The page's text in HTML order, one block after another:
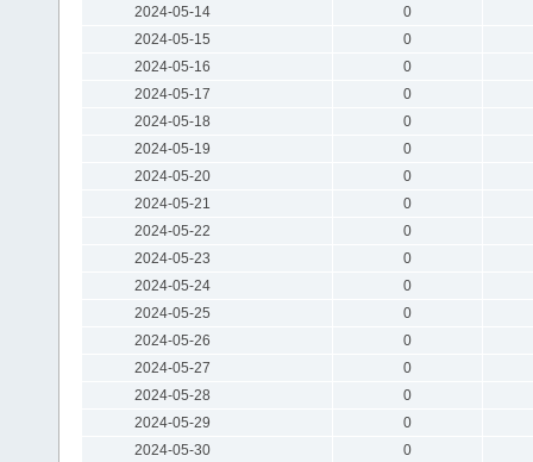
2024-05-14
0
2024-05-15
0
2024-05-16
0
2024-05-17
0
2024-05-18
0
2024-05-19
0
2024-05-20
0
2024-05-21
0
2024-05-22
0
2024-05-23
0
2024-05-24
0
2024-05-25
0
2024-05-26
0
2024-05-27
0
2024-05-28
0
2024-05-29
0
2024-05-30
0